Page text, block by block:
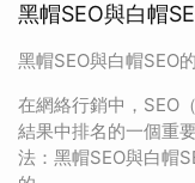
黑帽SEO與白帽
黑帽SEO與白帽SEO
在網絡行銷中，SEO
結果中排名的一個重
法：黑帽SEO與白帽